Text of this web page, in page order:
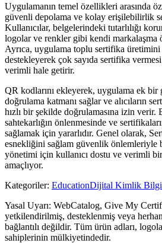
Uygulamanın temel özellikleri arasında
güvenli depolama ve kolay erişilebilirlik
Kullanıcılar, belgelerindeki tutarlılığı
logolar ve renkler gibi kendi markalaşma
Ayrıca, uygulama toplu sertifika üretimini
destekleyerek çok sayıda sertifika
verimli hale getirir.
QR kodlarını ekleyerek, uygulama ek
doğrulama katmanı sağlar ve alıcıların
hızlı bir şekilde doğrulamasına izin
sahtekarlığın önlenmesinde ve
sağlamak için yararlıdır. Genel olarak,
esnekliğini sağlam güvenlik önlemleriyle
yönetimi için kullanıcı dostu ve verimli
amaçlıyor.
Kategoriler: EducationDijital Kimlik
Yasal Uyarı: WebCatalog, Give My
yetkilendirilmiş, desteklenmiş veya
bağlantılı değildir. Tüm ürün adları,
sahiplerinin mülkiyetindedir.